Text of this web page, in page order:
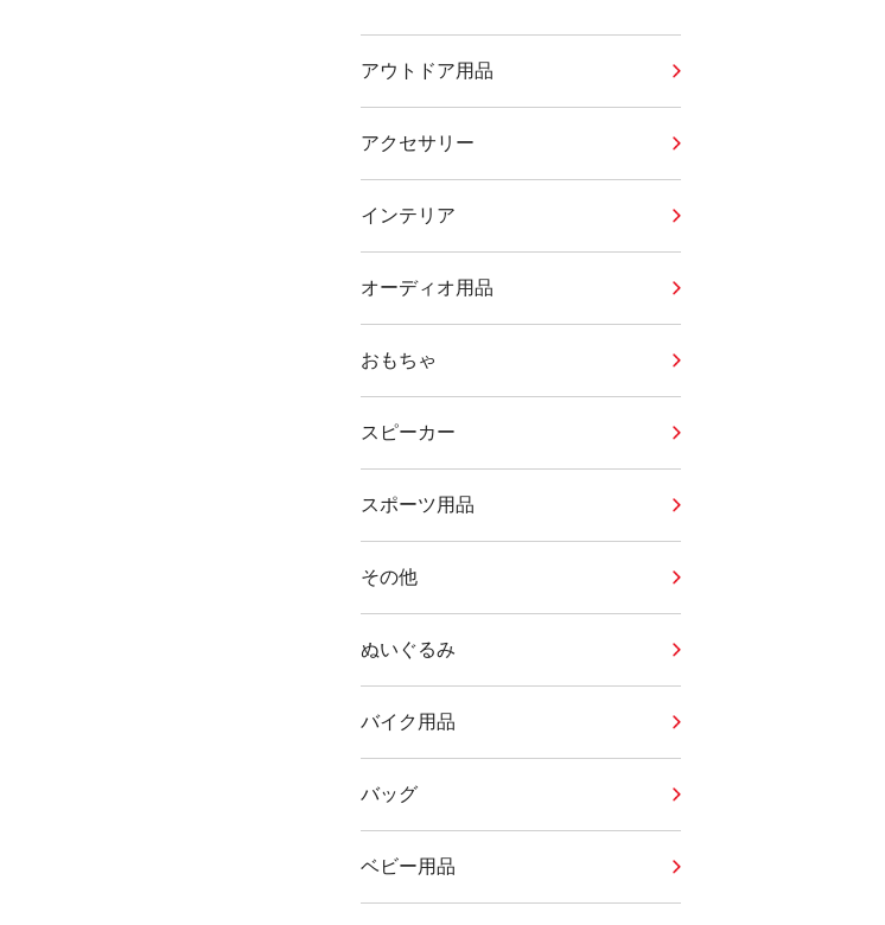
アウトドア用品
アクセサリー
インテリア
オーディオ用品
おもちゃ
スピーカー
スポーツ用品
その他
ぬいぐるみ
バイク用品
バッグ
ベビー用品